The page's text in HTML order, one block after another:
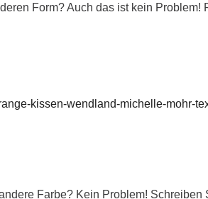
Form? Auch das ist kein
Farbe? Kein Problem!